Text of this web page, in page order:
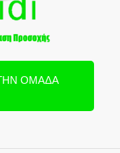
ΟΜΆΔΑ